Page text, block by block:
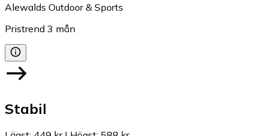
Alewalds Outdoor & Sports
Pristrend 3 mån
Stabil